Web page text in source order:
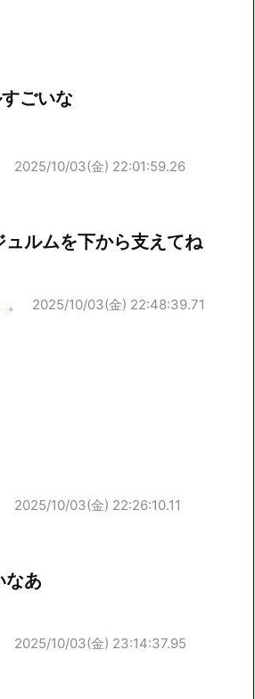
ごいな
2025/10/03(金) 22:01:59.26
ュルムを下から支えてね
2025/10/03(金) 22:48:39.71
2025/10/03(金) 22:26:10.11
なあ
2025/10/03(金) 23:14:37.95